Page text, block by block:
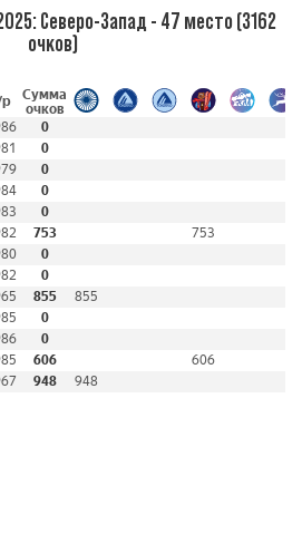
Северо-Запад - 47 место (3162
очков)
р
Сумма
очков
0
0
0
0
0
753
753
0
0
855
855
0
0
606
606
948 948